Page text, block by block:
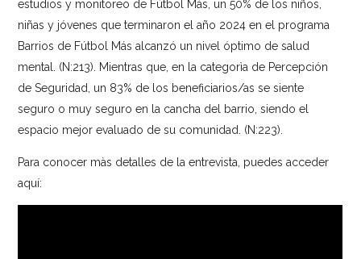
estudios y monitoreo de Fútbol Más, un 50% de los niños,
niñas y jóvenes que terminaron el año 2024 en el programa
Barrios de Fútbol Más alcanzó un nivel óptimo de salud
mental. (N:213). Mientras que, en la categorìa de Percepción
de Seguridad, un 83% de los beneficiarios/as se siente
seguro o muy seguro en la cancha del barrio, siendo el
espacio mejor evaluado de su comunidad. (N:223).
Para conocer màs detalles de la entrevista, puedes acceder
aquí: